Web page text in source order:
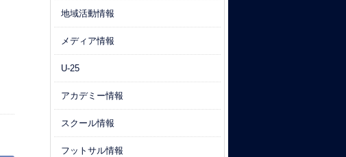
地域活動情報
メディア情報
U-25
アカデミー情報
スクール情報
フットサル情報